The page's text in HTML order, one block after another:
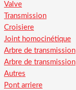
Valve
Transmission
Croisiere
Joint homocinétique
Arbre de transmission
Arbre de transmission
Autres
Pont arriere